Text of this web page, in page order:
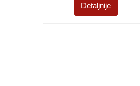
Detaljnije